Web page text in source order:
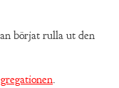
börjat rulla ut den
.